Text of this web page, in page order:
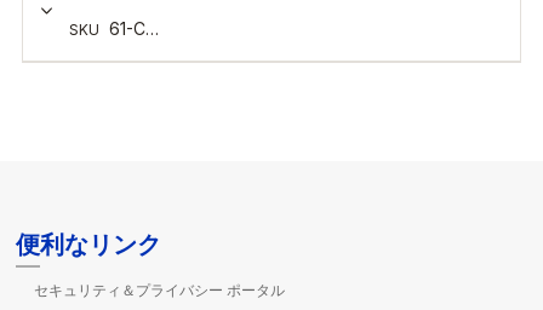
便利なリンク
セキュリティ＆プライバシー ポータル